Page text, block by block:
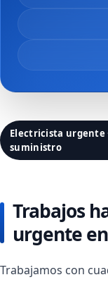
Electricista urgente
suministro
Trabajos
urgente
Trabajamos con